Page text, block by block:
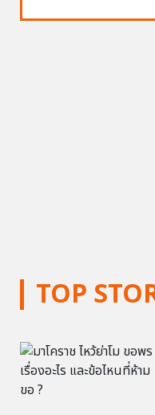
TOP